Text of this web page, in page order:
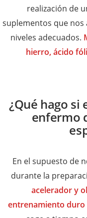
realización de
suplementos que nos
niveles adecuados.
hierro, ácido
¿Qué hago
enfermo
En el supuesto de
durante la
acelerador y
entrenamiento